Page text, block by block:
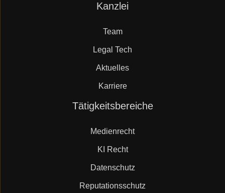
Mueller.legal
Kanzlei
Team
Legal Tech
Aktuelles
Karriere
Tätigkeitsbereiche
Medienrecht
KI Recht
Datenschutz
Reputationsschutz